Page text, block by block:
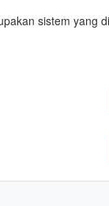
sistem yang